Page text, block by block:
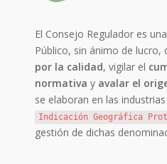
El Consejo Regulador es
Público, sin ánimo de
por la calidad, vigilar el
normativa y avalar el
se elaboran en las
Indicación Geográfica
gestión de dichas